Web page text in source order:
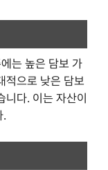
는 높은 담보 가
적으로 낮은 담보
니다. 이는 자산이
.